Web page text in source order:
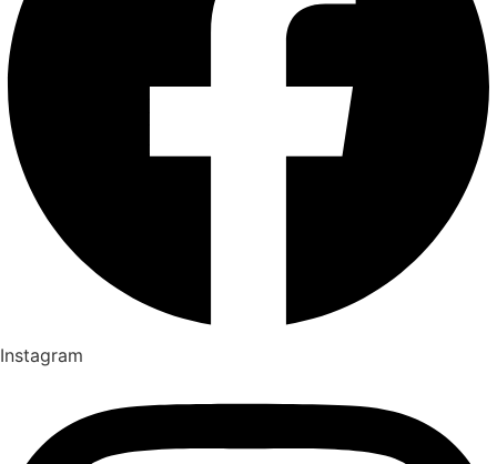
Instagram